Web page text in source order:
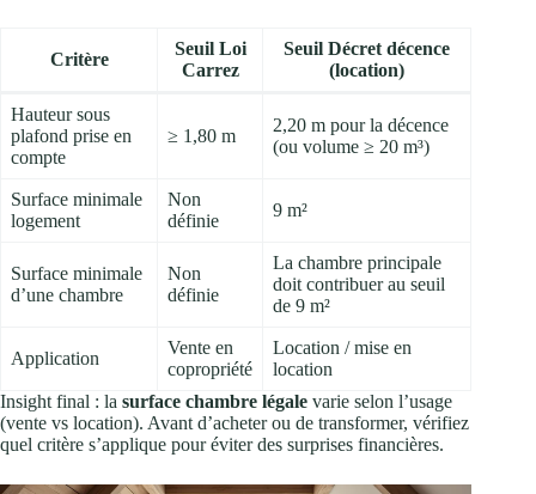
Critère
Seuil Loi
Carrez
Seuil Décret décence
(location)
Hauteur sous
plafond prise en
compte
≥ 1,80 m
2,20 m pour la décence
(ou volume ≥ 20 m³)
Surface minimale
logement
Non
définie
9 m²
Surface minimale
d’une chambre
Non
définie
La chambre principale
doit contribuer au seuil
de 9 m²
Application
Vente en
copropriété
Location / mise en
location
Insight final : la surface chambre légale varie selon l’usage
(vente vs location). Avant d’acheter ou de transformer, vérifiez
quel critère s’applique pour éviter des surprises financières.